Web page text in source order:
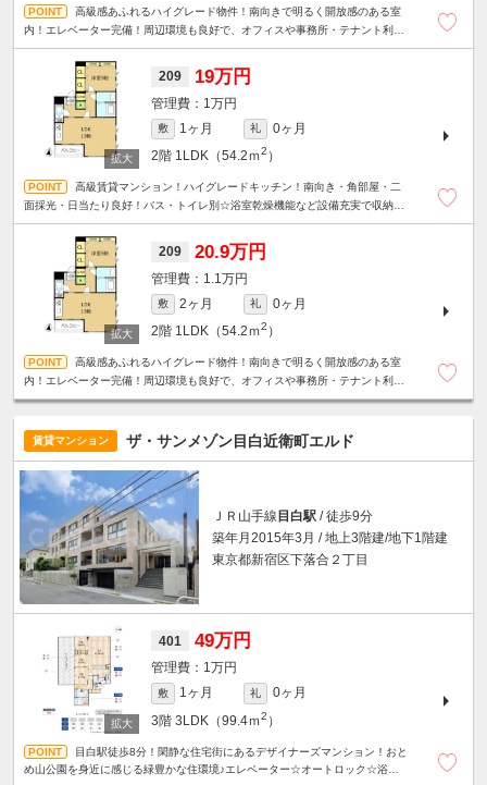
高級感あふれるハイグレード物件！南向きで明るく開放感のある室
内！エレベーター完備！周辺環境も良好で、オフィスや事務所・テナント利
209 19万円
1万円
敷 1ヶ月 礼
0ヶ月
2階 1LDK（54.2ｍ2 ）
高級賃貸マンション！ハイグレードキッチン！南向き・角部屋・二
面採光・日当たり良好！バス・トイレ別☆浴室乾燥機能など設備充実で収納力
209 20.9万円
1.1万円
敷 2ヶ月 礼
0ヶ月
2階 1LDK（54.2ｍ2 ）
高級感あふれるハイグレード物件！南向きで明るく開放感のある室
内！エレベーター完備！周辺環境も良好で、オフィスや事務所・テナント利
賃貸マンション ザ・サンメゾン目白近衛町エルド
ＪＲ山手線目白駅 / 徒歩9分
築年月2015年3月 / 地上3階建/地下1階建
東京都新宿区下落合２丁目
401 49万円
1万円
敷 1ヶ月 礼
0ヶ月
3階 3LDK（99.4ｍ2 ）
目白駅徒歩8分！閑静な住宅街にあるデザイナーズマンション！おと
め山公園を身近に感じる緑豊かな住環境♪エレベーター☆オートロック☆浴室乾